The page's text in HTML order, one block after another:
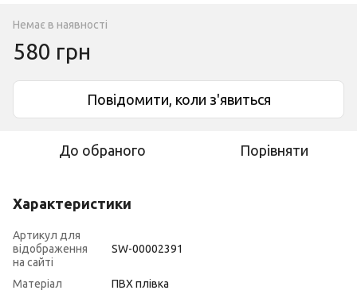
Немає в наявності
580 грн
Повідомити, коли з'явиться
До обраного Порівняти
Характеристики
Артикул для
відображення
на сайті
SW-00002391
Матеріал
ПВХ плівка